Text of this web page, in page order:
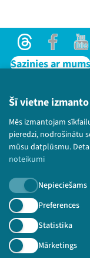
Šī vietne
Mēs izmantojam
pieredzi, nodrošinātu
mūsu datplūsmu.
noteikumi
Nepieciešams
Preferences
Statistika
Mārketings
ThreadsFacebook
Sazinies ar mums
Lietošanas
Bērnu
© 2026 Sarunu
paturētas.
Piesakies
Nepalaid garām